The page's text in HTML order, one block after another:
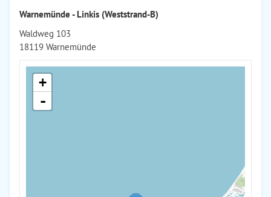
Warnemünde - Linkis (Weststrand-B)
Waldweg 103
18119 Warnemünde
+
-